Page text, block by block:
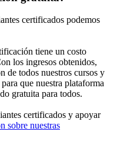
certificados podemos
tiene un costo
los ingresos obtenidos,
de todos nuestros cursos y
que nuestra plataforma
gratuita para todos.
certificados y apoyar
sobre nuestras